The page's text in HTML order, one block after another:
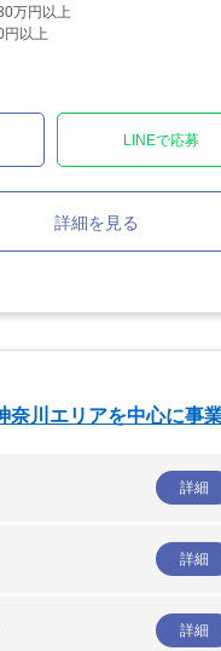
万円以上
以上
LINEで応募
詳細を見る
奈川エリアを中心に事
詳細
詳細
詳細